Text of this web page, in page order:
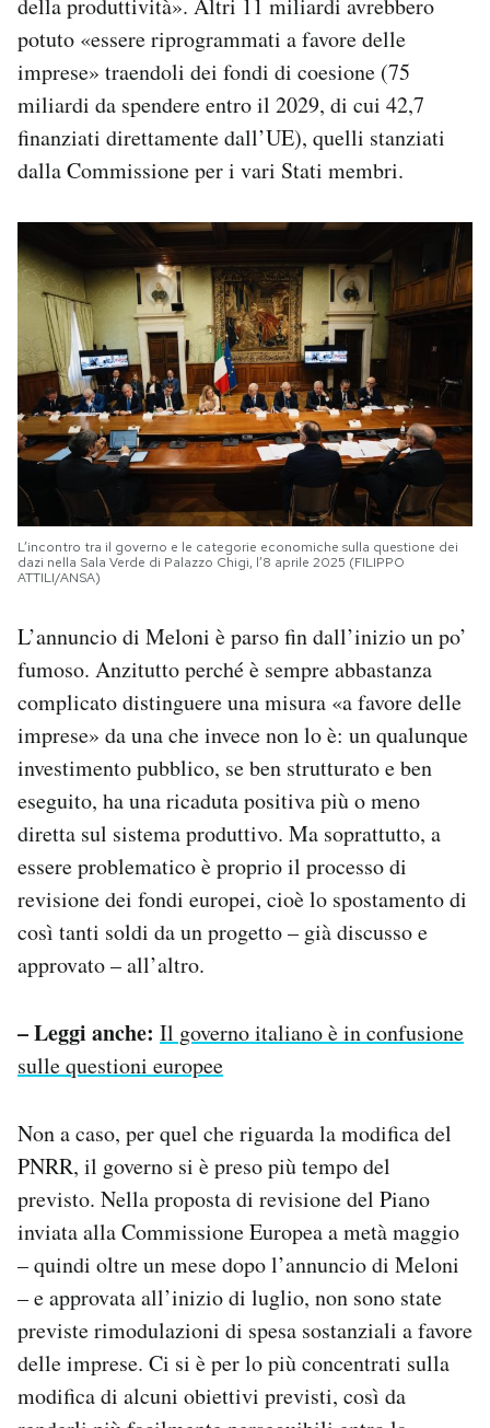
della produttività». Altri 11 miliardi avrebbero
potuto «essere riprogrammati a favore delle
imprese» traendoli dei fondi di coesione (75
miliardi da spendere entro il 2029, di cui 42,7
finanziati direttamente dall’UE), quelli stanziati
dalla Commissione per i vari Stati membri.
L’incontro tra il governo e le categorie economiche sulla questione dei
dazi nella Sala Verde di Palazzo Chigi, l’8 aprile 2025 (FILIPPO
ATTILI/ANSA)
L’annuncio di Meloni è parso fin dall’inizio un po’
fumoso. Anzitutto perché è sempre abbastanza
complicato distinguere una misura «a favore delle
imprese» da una che invece non lo è: un qualunque
investimento pubblico, se ben strutturato e ben
eseguito, ha una ricaduta positiva più o meno
diretta sul sistema produttivo. Ma soprattutto, a
essere problematico è proprio il processo di
revisione dei fondi europei, cioè lo spostamento di
così tanti soldi da un progetto – già discusso e
approvato – all’altro.
– Leggi anche: Il governo italiano è in confusione
sulle questioni europee
Non a caso, per quel che riguarda la modifica del
PNRR, il governo si è preso più tempo del
previsto. Nella proposta di revisione del Piano
inviata alla Commissione Europea a metà maggio
– quindi oltre un mese dopo l’annuncio di Meloni
– e approvata all’inizio di luglio, non sono state
previste rimodulazioni di spesa sostanziali a favore
delle imprese. Ci si è per lo più concentrati sulla
modifica di alcuni obiettivi previsti, così da